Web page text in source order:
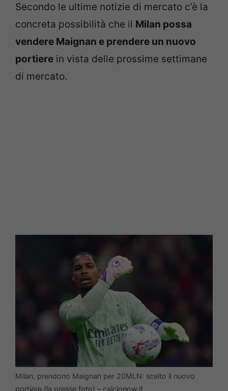
Secondo le ultime notizie di mercato c’è la
concreta possibilità che il Milan possa
vendere Maignan e prendere un nuovo
portiere in vista delle prossime settimane
di mercato.
Milan, prendono Maignan per 20MLN: scelto il nuovo
portiere (la presse foto) – calcionow.it